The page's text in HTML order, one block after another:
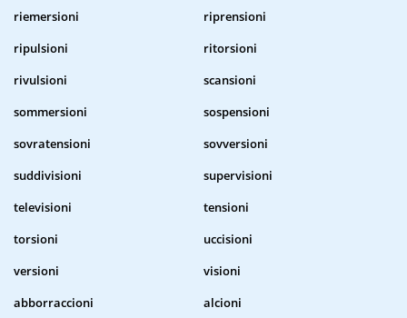
riemersioni
riprensioni
ripulsioni
ritorsioni
rivulsioni
scansioni
sommersioni
sospensioni
sovratensioni
sovversioni
suddivisioni
supervisioni
televisioni
tensioni
torsioni
uccisioni
versioni
visioni
abborraccioni
alcioni